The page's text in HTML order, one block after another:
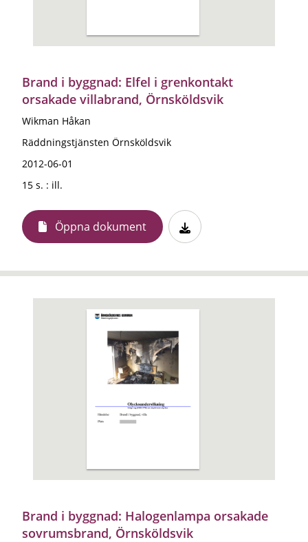
Brand i byggnad: Elfel i grenkontakt
orsakade villabrand, Örnsköldsvik
Wikman Håkan
Räddningstjänsten Örnsköldsvik
2012-06-01
15 s. : ill.
Öppna dokument
Brand i byggnad: Halogenlampa orsakade
sovrumsbrand, Örnsköldsvik